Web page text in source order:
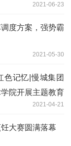
2021-06-23
度方案，强势霸
2021-05-30
色记忆|慢城集团
院开展主题教育
2021-04-21
大赛圆满落幕